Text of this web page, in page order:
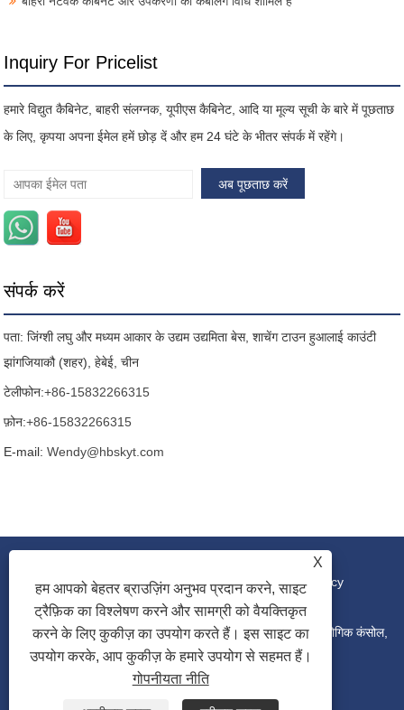
Inquiry For Pricelist
हमारे विद्युत कैबिनेट, बाहरी संलग्नक, यूपीएस कैबिनेट, आदि या मूल्य सूची के बारे में पूछताछ
के लिए, कृपया अपना ईमेल हमें छोड़ दें और हम 24 घंटे के भीतर संपर्क में रहेंगे।
संपर्क करें
पता: जिंग्शी लघु और मध्यम आकार के उद्यम उद्यमिता बेस, शाचेंग टाउन हुआलाई काउंटी
झांगजियाकौ (शहर), हेबेई, चीन
टेलीफोन:+86-15832266315
फ़ोन:+86-15832266315
E-mail:Wendy@hbskyt.com
लिंक|Sitemap| RSS|XML|Privacy Policy
कॉपीराइट © 2022 हेबेई शौके युआनटुओ टेक्नोलॉजी कं, लिमिटेड - औद्योगिक कंसोल,
वितरण बॉक्स, आईटी रैक कैबिनेट - सर्वाधिकार सुरक्षित
X
हम आपको बेहतर ब्राउज़िंग अनुभव प्रदान करने, साइट
ट्रैफ़िक का विश्लेषण करने और सामग्री को वैयक्तिकृत
करने के लिए कुकीज़ का उपयोग करते हैं। इस साइट का
उपयोग करके, आप कुकीज़ के हमारे उपयोग से सहमत हैं।
गोपनीयता नीति